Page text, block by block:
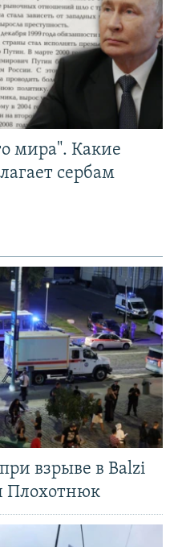
мира". Какие
сербам
взрыве в Balzi
Плохотнюк